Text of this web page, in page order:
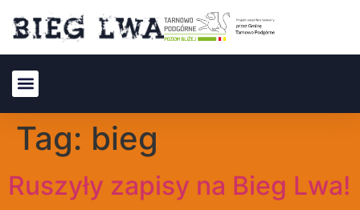
Tag: bieg
Ruszyły zapisy na Bieg Lwa!